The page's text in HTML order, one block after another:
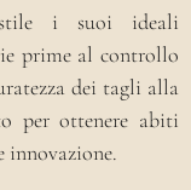
i suoi ideali
prime al controllo
dei tagli alla
per ottenere abiti
innovazione.